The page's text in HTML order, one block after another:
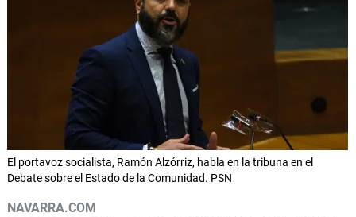
El portavoz socialista, Ramón Alzórriz, habla en la tribuna en el
Debate sobre el Estado de la Comunidad. PSN
NAVARRA.COM